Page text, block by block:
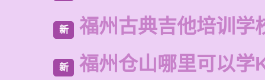
新 福州古典吉他培训学
新 福州仓山哪里可以学